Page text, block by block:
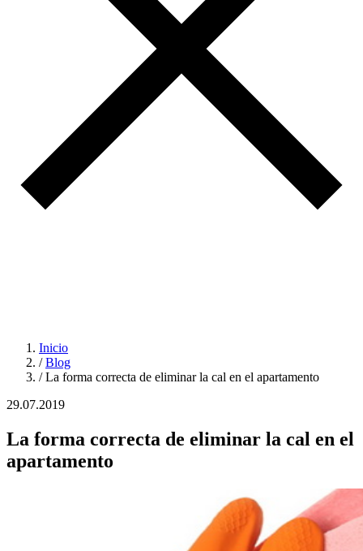
Inicio
/ Blog
/ La forma correcta de eliminar la cal en el apartamento
29.07.2019
La forma correcta de eliminar la cal en el
apartamento